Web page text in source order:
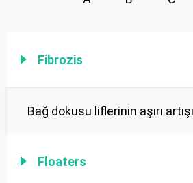
Fibrozis
Bağ dokusu liflerinin aşırı
Floaters